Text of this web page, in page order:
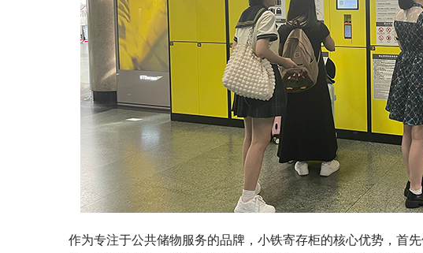
作为专注于公共储物服务的品牌，小铁寄存柜的核心优势，首